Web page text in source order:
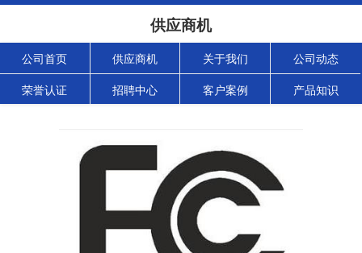
供应商机
公司首页 供应商机 关于我们 公司动态
荣誉认证 招聘中心 客户案例 产品知识